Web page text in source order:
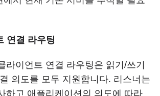
연결 라우팅
라이언트 연결 라우팅은 읽기/쓰기
의도를 모두 지원합니다. 리스너는
하고 애플리케이션의 의도에 따라